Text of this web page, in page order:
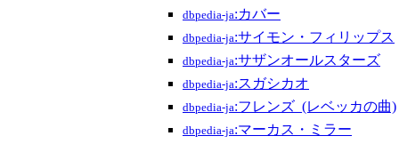
dbpedia-ja:カバー
dbpedia-ja:サイモン・フィリップス
dbpedia-ja:サザンオールスターズ
dbpedia-ja:スガシカオ
dbpedia-ja:フレンズ_(レベッカの曲)
dbpedia-ja:マーカス・ミラー